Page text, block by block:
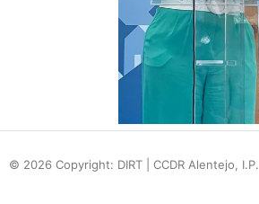
© 2026 Copyright: DIRT | CCDR Alentejo, I.P.